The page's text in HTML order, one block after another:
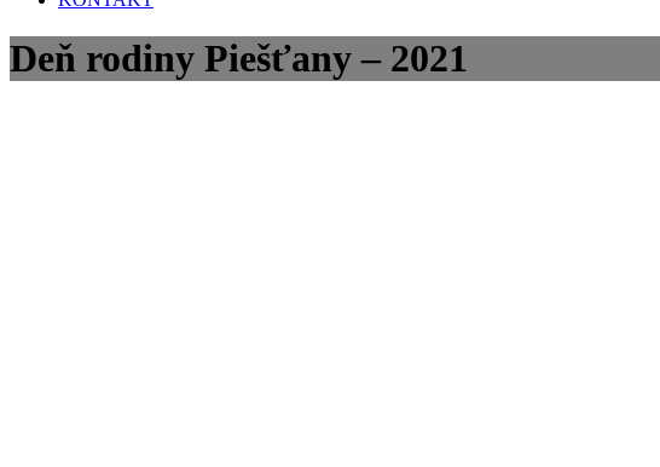
Deň rodiny Piešťany – 2021